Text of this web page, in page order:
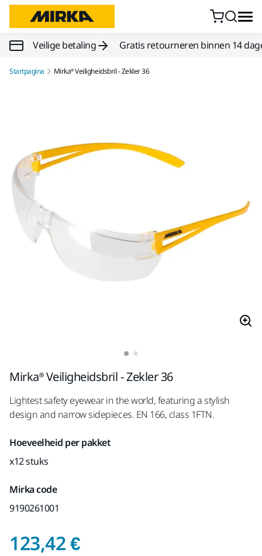
Doorgaan naar inhoud
Veilige betaling Gratis retourneren binnen 14
Startpagina Mirka® Veiligheidsbril - Zekler 36
Mirka® Veiligheidsbril - Zekler 36
Lightest safety eyewear in the world, featuring a stylish
design and narrow sidepieces. EN 166, class 1FTN.
Hoeveelheid per pakket
x12 stuks
Mirka code
9190261001
123,42 €Prijs inclusief BTW